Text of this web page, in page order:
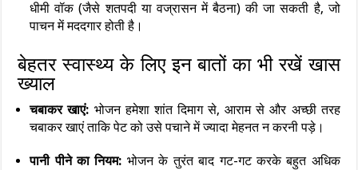
धीमी वॉक (जैसे शतपदी या वज्रासन में बैठना) की जा सकती है, जो
पाचन में मददगार होती है।
बेहतर स्वास्थ्य के लिए इन बातों का भी रखें खास
ख्याल
चबाकर खाएं: भोजन हमेशा शांत दिमाग से, आराम से और अच्छी तरह
चबाकर खाएं ताकि पेट को उसे पचाने में ज्यादा मेहनत न करनी पड़े।
पानी पीने का नियम: भोजन के तुरंत बाद गट-गट करके बहुत अधिक